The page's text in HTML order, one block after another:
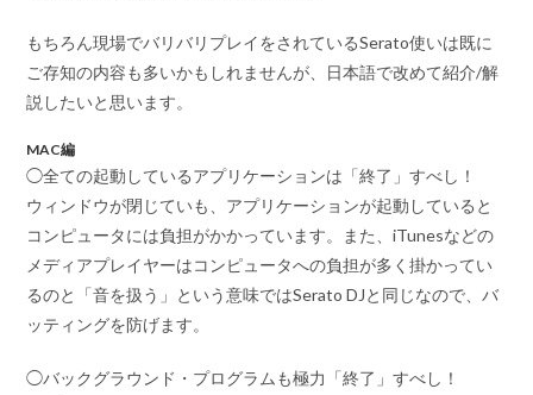
もちろん現場でバリバリプレイをされているSerato使いは既に
ご存知の内容も多いかもしれませんが、日本語で改めて紹介/解
説したいと思います。
MAC編
◯全ての起動しているアプリケーションは「終了」すべし！
ウィンドウが閉じていも、アプリケーションが起動していると
コンピュータには負担がかかっています。また、iTunesなどの
メディアプレイヤーはコンピュータへの負担が多く掛かってい
るのと「音を扱う」という意味ではSerato DJと同じなので、バ
ッティングを防げます。
◯バックグラウンド・プログラムも極力「終了」すべし！